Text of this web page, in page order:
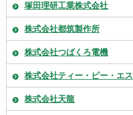
塚田理研工業株式会社
株式会社都筑製作所
株式会社つばくろ電機
株式会社ティー・ピー・エス
株式会社天龍